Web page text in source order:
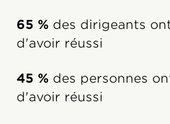
65 % des dirigeants
d'avoir réussi
45 % des personnes
d'avoir réussi